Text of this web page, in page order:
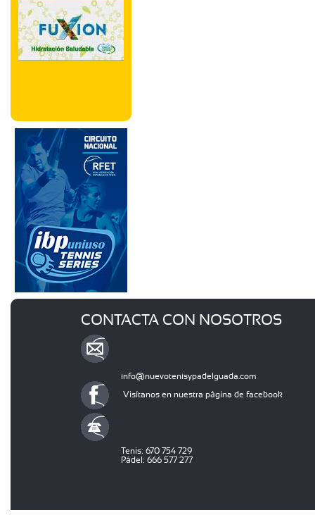
CONTACTA CON NOSOTROS
info@nuevotenisypadelguada.com
Visítanos en nuestra página de facebook
Tenis: 670 754 729
Pádel: 666 577 277